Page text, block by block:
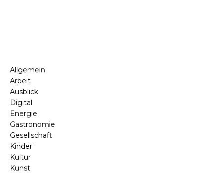
Allgemein
Arbeit
Ausblick
Digital
Energie
Gastronomie
Gesellschaft
Kinder
Kultur
Kunst